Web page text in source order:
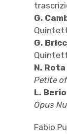
G.
G.
N. Rota
Petite
L. Berio
Opus
Fabio